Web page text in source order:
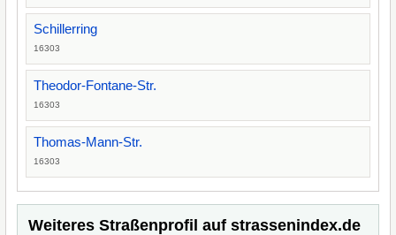
Schillerring
16303
Theodor-Fontane-Str.
16303
Thomas-Mann-Str.
16303
Weiteres Straßenprofil auf strassenindex.de